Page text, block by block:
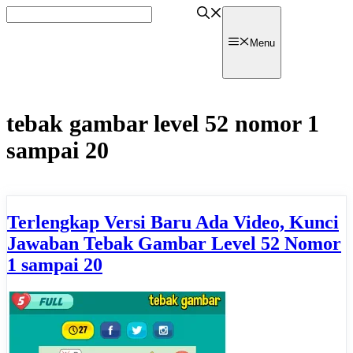
to
Menu
tebak gambar level 52 nomor 1
sampai 20
Terlengkap Versi Baru Ada Video, Kunci
Jawaban Tebak Gambar Level 52 Nomor
1 sampai 20